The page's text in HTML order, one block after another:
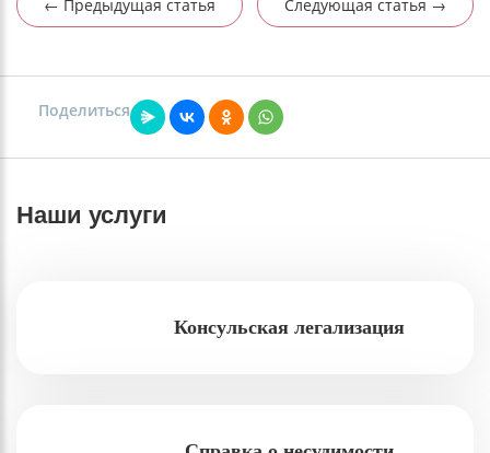
← Предыдущая статья Следующая статья →
Поделиться
Наши услуги
Консульская легализация